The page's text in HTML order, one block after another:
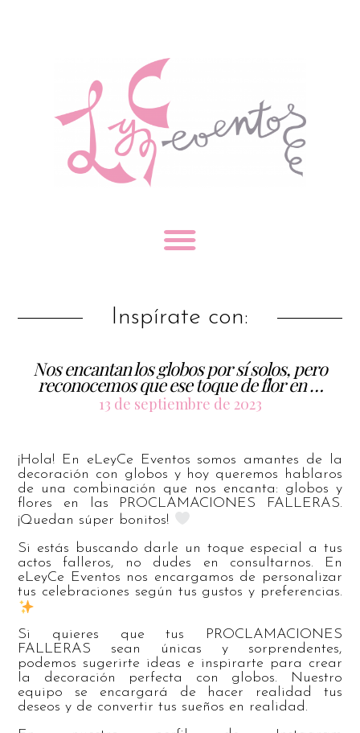
Inspírate con:
Nos encantan los globos por sí solos, pero
reconocemos que ese toque de flor en …
13 de septiembre de 2023
¡Hola! En eLeyCe Eventos somos amantes de la
decoración con globos y hoy queremos hablaros
de una combinación que nos encanta: globos y
flores en las PROCLAMACIONES FALLERAS.
¡Quedan súper bonitos!
Si estás buscando darle un toque especial a tus
actos falleros, no dudes en consultarnos. En
eLeyCe Eventos nos encargamos de personalizar
tus celebraciones según tus gustos y preferencias.
Si quieres que tus PROCLAMACIONES
FALLERAS sean únicas y sorprendentes,
podemos sugerirte ideas e inspirarte para crear
la decoración perfecta con globos. Nuestro
equipo se encargará de hacer realidad tus
deseos y de convertir tus sueños en realidad.